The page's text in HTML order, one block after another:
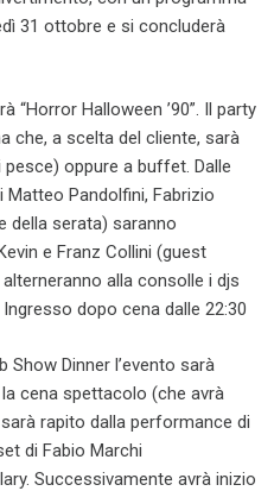
31 ottobre e si concluderà
“Horror Halloween ’90”. Il party
che, a scelta del cliente, sarà
oppure a buffet. Dalle
Pandolfini, Fabrizio
della serata) saranno
e Franz Collini (guest
alla consolle i djs
dopo cena dalle 22:30
Show Dinner l’evento sarà
la cena spettacolo (che avrà
rapito dalla performance di
di Fabio Marchi
Successivamente avrà inizio